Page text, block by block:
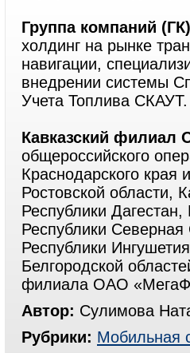
Группа компаний
холдинг на рынке
навигации,
внедрении системы
Учета Топлива СКАУТ.
Кавказский филиал
общероссийского
Краснодарского края
Ростовской области,
Республики
Республики
Республики
Белгородской
филиала ОАО
Автор: Сулимова
Рубрики: Мобильная